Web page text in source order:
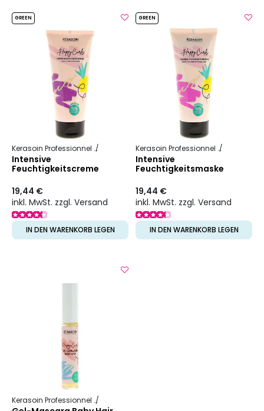
GREEN
Kerasoin Professionnel Happy Curls
Intensive
Feuchtigkeitscreme
Happy Curls
19,44 €
inkl. MwSt. zzgl. Versand
IN DEN WARENKORB LEGEN
GREEN
Kerasoin Professionnel
Intensive
Feuchtigkeitsmaske
Happy Curls
19,44 €
inkl. MwSt. zzgl. Versand
IN DEN WARENKORB LEGEN
Kerasoin Professionnel